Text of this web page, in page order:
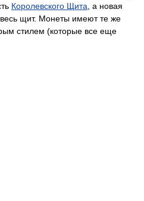
Королевского Щита , а новая
щит. Монеты имеют те же
стилем (которые все еще